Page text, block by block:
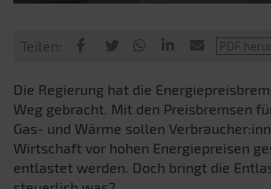
Teilen:
Die Regierung hat die
Weg gebracht. Mit den Preisbremsen
Gas- und Wärme sollen
Wirtschaft vor hohen Energiepreisen
entlastet werden. Doch bringt die